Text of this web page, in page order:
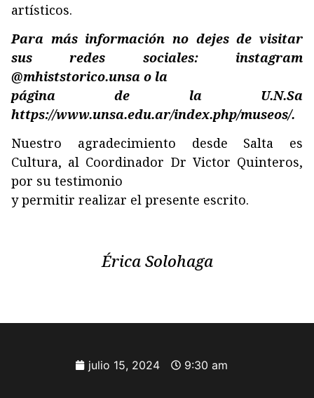
artísticos.
Para más información no dejes de visitar
sus redes sociales: instagram
@mhiststorico.unsa o la
página de la U.N.Sa
https://www.unsa.edu.ar/index.php/museos/.
Nuestro agradecimiento desde Salta es
Cultura, al Coordinador Dr Victor Quinteros,
por su testimonio
y permitir realizar el presente escrito.
Érica Solohaga
julio 15, 2024 9:30 am